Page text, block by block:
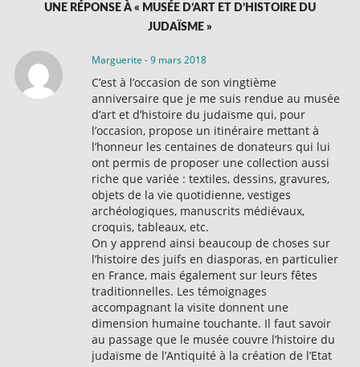
UNE RÉPONSE À « MUSÉE D’ART ET D’HISTOIRE DU
JUDAÏSME »
Marguerite -9 mars 2018
C’est à l’occasion de son vingtième
anniversaire que je me suis rendue au musée
d’art et d’histoire du judaïsme qui, pour
l’occasion, propose un itinéraire mettant à
l’honneur les centaines de donateurs qui lui
ont permis de proposer une collection aussi
riche que variée : textiles, dessins, gravures,
objets de la vie quotidienne, vestiges
archéologiques, manuscrits médiévaux,
croquis, tableaux, etc.
On y apprend ainsi beaucoup de choses sur
l’histoire des juifs en diasporas, en particulier
en France, mais également sur leurs fêtes
traditionnelles. Les témoignages
accompagnant la visite donnent une
dimension humaine touchante. Il faut savoir
au passage que le musée couvre l’histoire du
judaïsme de l’Antiquité à la création de l’Etat